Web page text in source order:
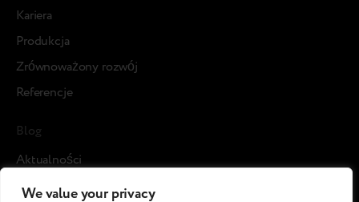
We value your privacy
Kariera
Produkcja
Zrównoważony rozwój
Referencje
Blog
Aktualności
Studia przypadku